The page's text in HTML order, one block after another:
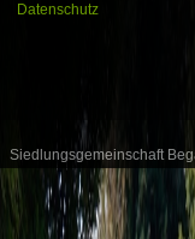
Datenschutz
Siedlungsgemeinschaft